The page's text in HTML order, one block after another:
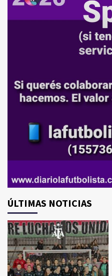
ÚLTIMAS NOTICIAS